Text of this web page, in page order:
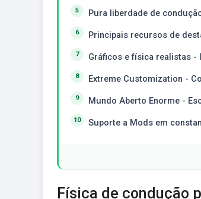
Pura liberdade de
Principais recursos de
Gráficos e física realistas -
Extreme Customization -
Mundo Aberto Enorme -
Suporte a Mods em
Física de condução